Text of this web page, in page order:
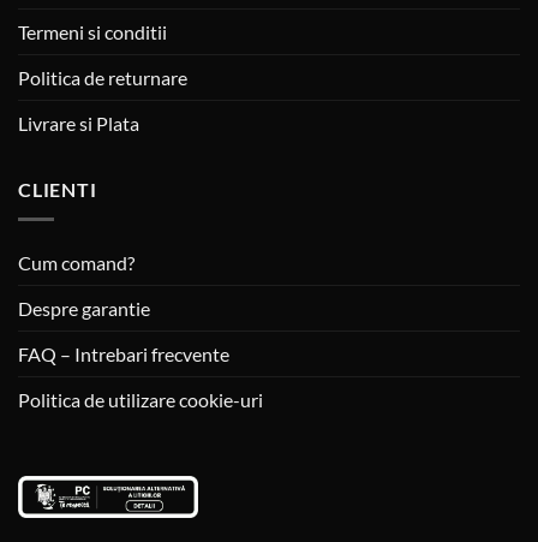
Termeni si conditii
Politica de returnare
Livrare si Plata
CLIENTI
Cum comand?
Despre garantie
FAQ – Intrebari frecvente
Politica de utilizare cookie-uri